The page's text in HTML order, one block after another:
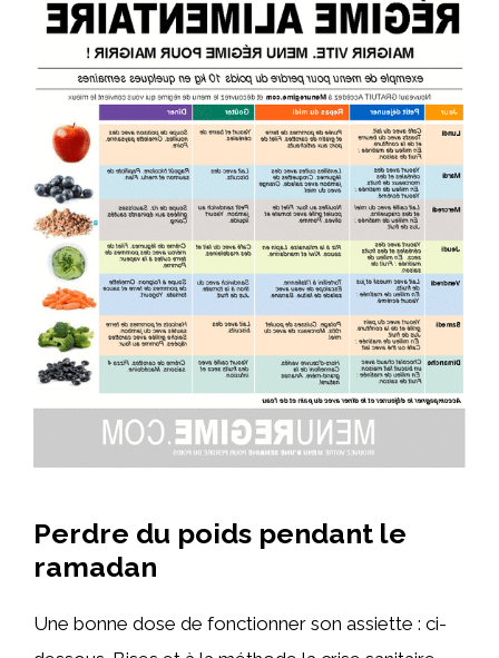
Perdre du poids pendant le
ramadan
Une bonne dose de fonctionner son assiette : ci-